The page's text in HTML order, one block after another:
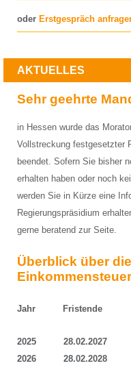
oder Erstgespräch
AKTUELLES
Sehr geehrte
in Hessen wurde das
Vollstreckung festgesetzter
beendet. Sofern Sie bisher
erhalten haben oder noch
werden Sie in Kürze eine
Regierungspräsidium
gerne beratend zur Seite.
Überblick über
Jahr Fristende
2025 28.02.2027
2026 28.02.2028